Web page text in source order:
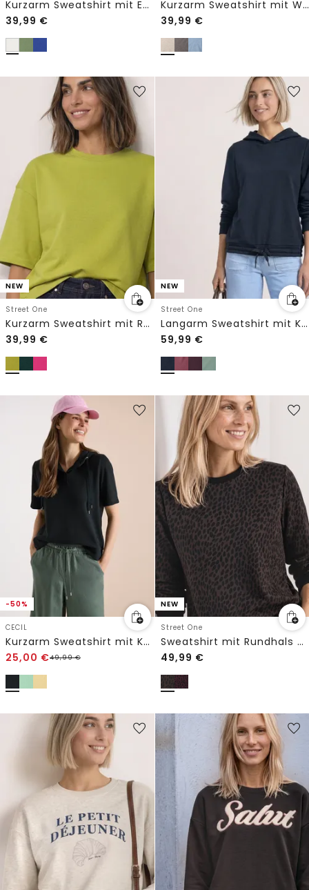
Kurzarm Sweatshirt mit Embroidery
39,99 €
Kurzarm Sweatshirt mit Wording
39,99 €
NEW
Street One
Kurzarm Sweatshirt mit Rundhals
39,99 €
NEW
Street One
Langarm Sweatshirt mit Kapuze
59,99 €
-50%
CECIL
Kurzarm Sweatshirt mit Kapuze
25,00 €49,99€
NEW
Street One
Sweatshirt mit Rundhals und Print
49,99 €